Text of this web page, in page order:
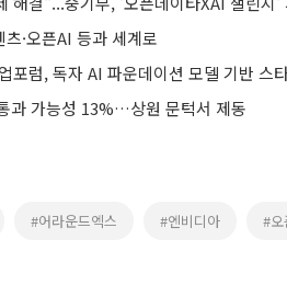
·오픈AI 등과 세계로
포럼, 독자 AI 파운데이션 모델 기반 스
과 가능성 13%…상원 문턱서 제동
#어라운드엑스 #엔비디아 #오